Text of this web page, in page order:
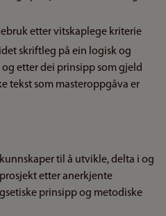
etter vitskaplege kriterie
skriftleg på ein logisk og
etter dei prinsipp som gjeld
tekst som masteroppgåva er
til å utvikle, delta i og
etter anerkjente
prinsipp og metodiske